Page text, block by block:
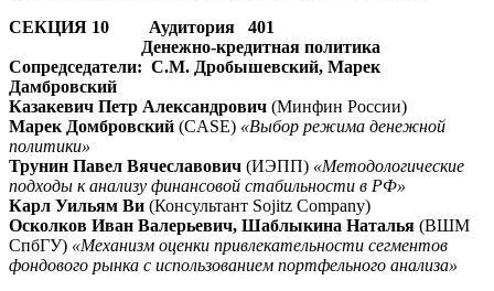
СЕКЦИЯ 10 Аудитория 401
Денежно-кредитная политика
Сопредседатели: С.М. Дробышевский, Марек
Дамбровский
Казакевич Петр Александрович (Минфин России)
Марек Домбровский (CASE) «Выбор режима денежной
политики»
Трунин Павел Вячеславович (ИЭПП) «Методологические
подходы к анализу финансовой стабильности в РФ»
Карл Уильям Ви (Консультант Sojitz Company)
Осколков Иван Валерьевич, Шаблыкина Наталья (ВШМ
СпбГУ) «Механизм оценки привлекательности сегментов
фондового рынка с использованием портфельного анализа»